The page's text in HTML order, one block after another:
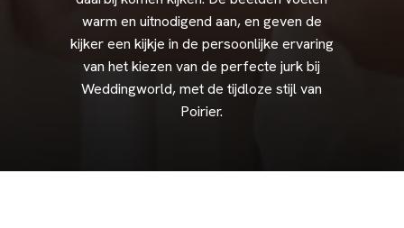
warm en uitnodigend aan,en geven de
kijkereen kijkje in de persoonlijke ervaring
van het kiezen van de perfecte jurk bij
Weddingworld, met de tijdloze stijl van
Poirier.